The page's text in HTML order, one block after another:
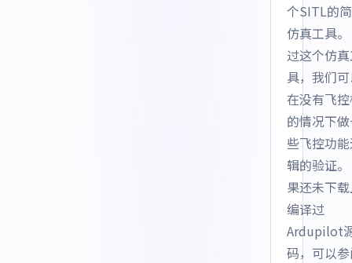
个SITL的
仿真工具
过这个仿
具，我们
在没有飞
的情况下
些飞控功
辑的验证
果还未下
编译过
Ardupilot
码，可以